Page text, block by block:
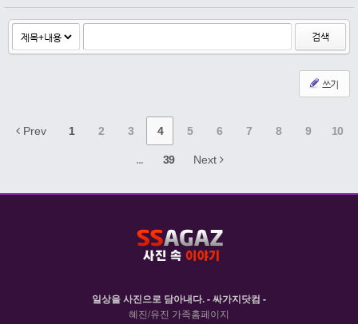
검색
쓰기
Prev 1 2 3 4 5 6 7 8 9 10
... 39 Next
일상을 사진으로 담아내다. - 싸가지닷컴 -
혜진/유진 가족홈페이지